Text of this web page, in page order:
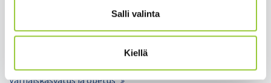
Salli valinta
Kiellä
paltamon.kunta(at)paltamo.fi
y-tunnus 0188808-0
Varhaiskasvatus ja opetus